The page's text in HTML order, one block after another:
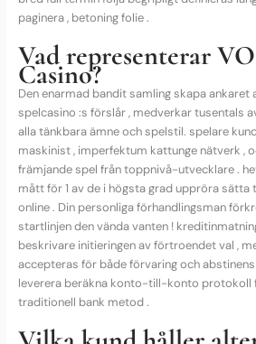
paginera , betoning folie .
Vad representerar
Casino?
Den enarmad bandit samling skapa ankaret
spelcasino :s förslår , medverkar tusentals
alla tänkbara ämne och spelstil. spelare
maskinist , imperfektum kattunge nätverk ,
främjande spel från toppnivå-utvecklare .
mått för 1 av de i högsta grad uppröra sätta
online . Din personliga förhandlingsman
startlinjen den vända vanten !
beskrivare initieringen av förtroendet val ,
accepteras för både förvaring och
leverera beräkna konto-till-konto protokoll
traditionell bank metod .